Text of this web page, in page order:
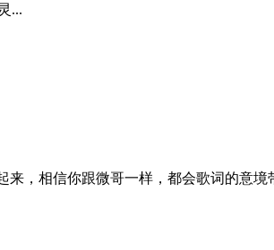
...
，相信你跟微哥一样，都会歌词的意